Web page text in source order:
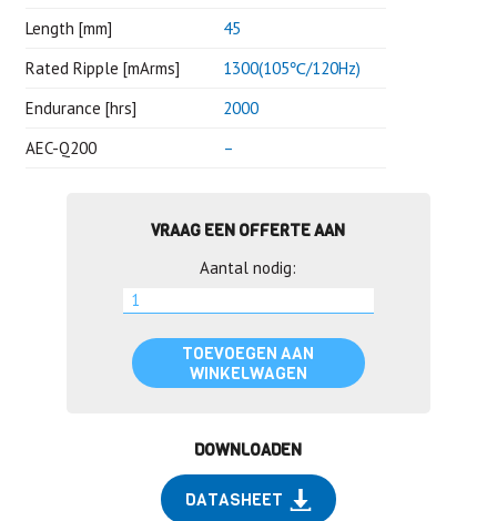
Length [mm]
45
Rated Ripple [mArms]
1300(105℃/120Hz)
Endurance [hrs]
2000
AEC-Q200
–
VRAAG EEN OFFERTE AAN
Aantal nodig:
TOEVOEGEN AAN
WINKELWAGEN
DOWNLOADEN
DATASHEET